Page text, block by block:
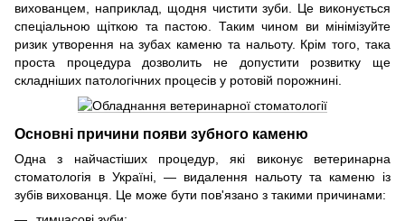
вихованцем, наприклад, щодня чистити зуби. Це виконується
спеціальною щіткою та пастою. Таким чином ви мінімізуйте
ризик утворення на зубах каменю та нальоту. Крім того, така
проста процедура дозволить не допустити розвитку ще
складніших патологічних процесів у ротовій порожнині.
Основні причини появи зубного каменю
Одна з найчастіших процедур, які виконує ветеринарна
стоматологія в Україні, — видалення нальоту та каменю із
зубів вихованця. Це може бути пов'язано з такими причинами: